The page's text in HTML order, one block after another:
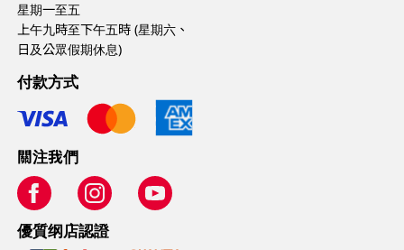
星期一至五
上午九時至下午五時 (星期六、
日及公眾假期休息)
付款方式
關注我們
優質纲店認證